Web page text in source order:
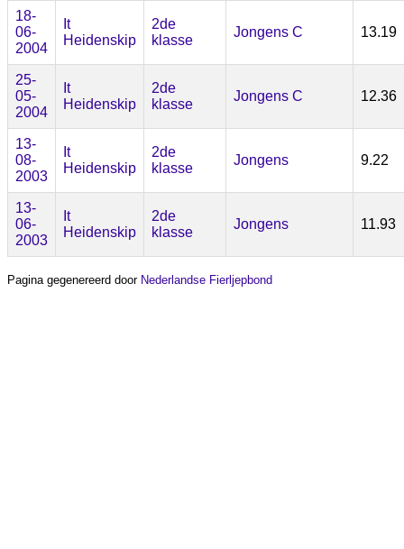
18-
06-
2004
It
Heidenskip
2de
klasse
Jongens C 13.19
25-
05-
2004
It
Heidenskip
2de
klasse
Jongens C 12.36
13-
08-
2003
It
Heidenskip
2de
klasse
Jongens 9.22
13-
06-
2003
It
Heidenskip
2de
klasse
Jongens 11.93
Pagina gegenereerd door Nederlandse Fierljepbond